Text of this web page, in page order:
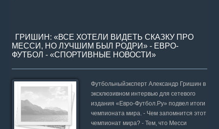
ГРИШИН: «ВСЕ ХОТЕЛИ ВИДЕТЬ СКАЗКУ ПРО
МЕССИ, НО ЛУЧШИМ БЫЛ РОДРИ» - ЕВРО-
ФУТБОЛ - «СПОРТИВНЫЕ НОВОСТИ»
Футбольныйэксперт Александр Гришин в
эксклюзивном интервью для сетевого
издания «Евро-Футбол.Ру» подвел итоги
чемпионата мира. - Чем запомнится этот
чемпионат мира? - Тем, что Месси